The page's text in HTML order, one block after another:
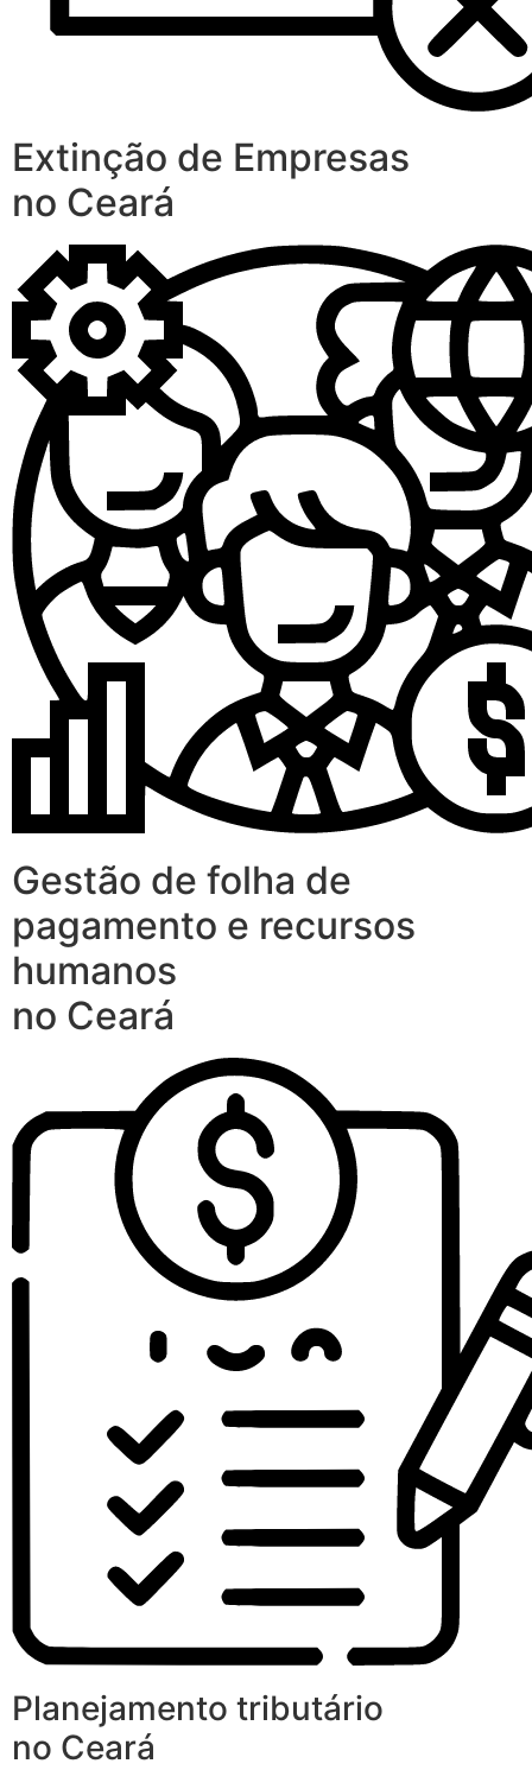
Extinção de Empresas
no Ceará
Gestão de folha de
pagamento e recursos
humanos
no Ceará
Planejamento tributário
no Ceará